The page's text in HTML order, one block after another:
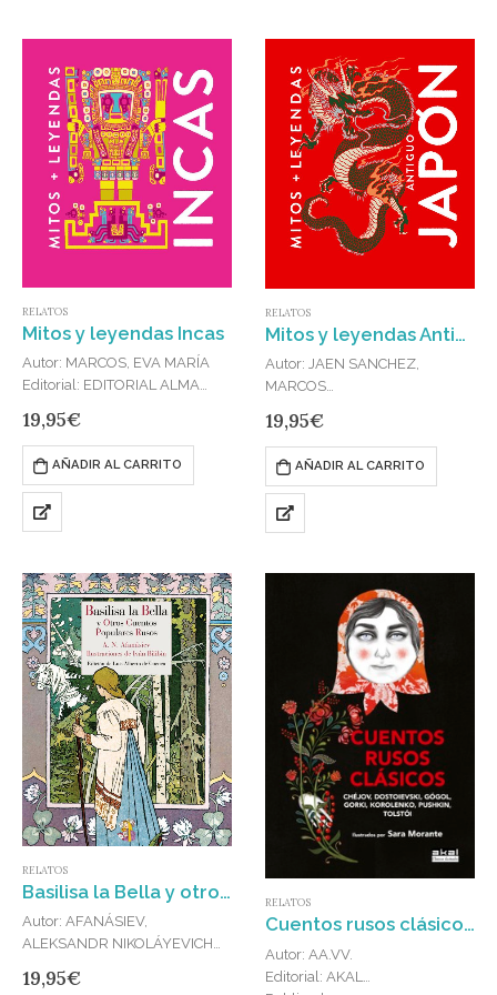
RELATOS
Mitos y leyendas Incas
Autor: MARCOS, EVA MARÍA
Editorial: EDITORIAL ALMA
ISBN: 978-84-10206-12-0
Descubre los mitos y leyendas
que conforman la mágica
cosmovisión andina: el poder
creador de Viracocha, el mítico
19,95€
AÑADIR AL CARRITO
RELATOS
Mitos y leyendas Antiguo Japón
Autor: JAEN SANCHEZ,
MARCOS
Publicado en: 2024
ISBN: 978-84-10206-13-7
Descubre los mitos y leyendas
del país del Sol Naciente, base
de la milenaria cultura nipona:
19,95€
AÑADIR AL CARRITO
RELATOS
Basilisa la Bella y otros cuentos populares rusos
Autor: AFANÁSIEV,
ALEKSANDR NIKOLÁYEVICH
Publicado en: 2024
19,95€
RELATOS
Cuentos rusos clásicos : Ilustrados por Sara Morante
Autor: AA.VV.
Editorial: AKAL